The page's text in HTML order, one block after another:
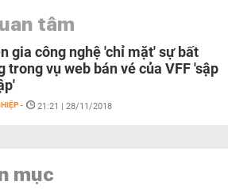
tâm
gia công nghệ 'chỉ mặt' sự bất
trong vụ web bán vé của VFF 'sập
- 21:21 | 28/11/2018
mục